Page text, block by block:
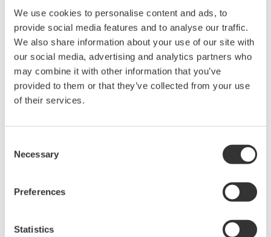
We use cookies to personalise content and ads, to
provide social media features and to analyse our traffic.
We also share information about your use of our site with
our social media, advertising and analytics partners who
may combine it with other information that you’ve
provided to them or that they’ve collected from your use
of their services.
Selection
Necessary
Preferences
Statistics
500.000 tags verwerken; vijf keer meer dan met de
vorige versie mogelijk was. De hoeveelheid informatie
waarover gebruikers zo kunnen beschikken, neemt
daarmee drastisch toe. Bovendien kan een
gevarieerdere hoeveelheid data worden geanalyseerd,
waardoor de gebruiker meer inzicht krijgt in het proces
Met Exaquantum R3.01 hebben gebruikers nu niet
tablet toegang tot hun data. Daarmee is
beschikbaar voor onder meer troubleshooting en het